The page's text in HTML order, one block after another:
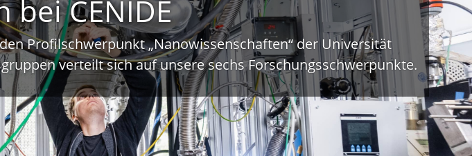
bei CENIDE
Profilschwerpunkt „Nanowissenschaften“ der Universität
verteilt sich auf unsere sechs Forschungsschwerpunkte.